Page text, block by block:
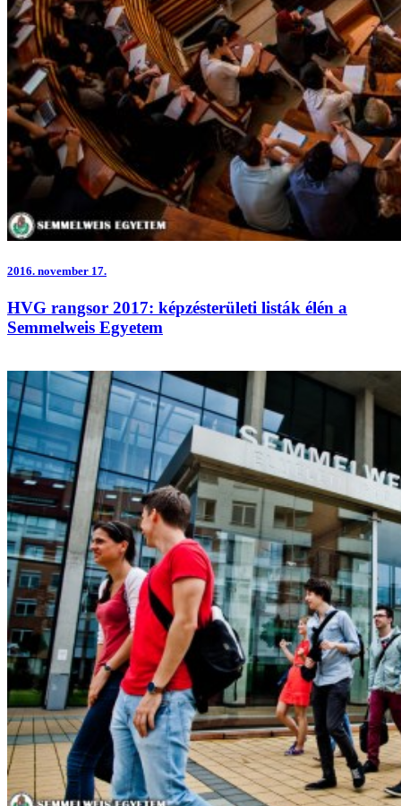
2016. november 17.
HVG rangsor 2017: képzésterületi listák élén a
Semmelweis Egyetem